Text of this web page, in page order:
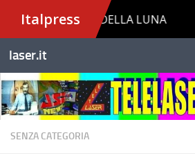
Salta al contenuto
laser.it
SENZA CATEGORIA